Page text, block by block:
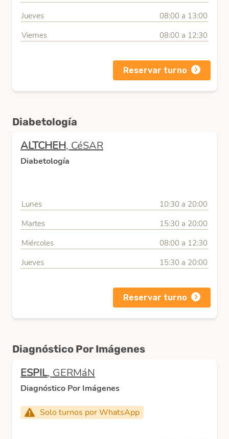
Jueves
08:00 a 13:00
Viernes
08:00 a 12:30
Reservar turno
Diabetología
ALTCHEH, CéSAR
Diabetología
Lunes
10:30 a 20:00
Martes
15:30 a 20:00
Miércoles
08:00 a 12:30
Jueves
15:30 a 20:00
Reservar turno
Diagnóstico Por Imágenes
ESPIL, GERMáN
Diagnóstico Por Imágenes
Solo turnos por WhatsApp